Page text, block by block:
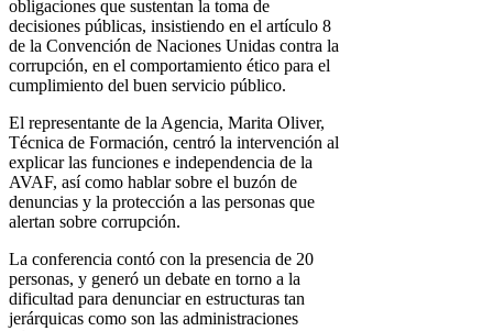
obligaciones que sustentan la toma de
decisiones públicas, insistiendo en el artículo 8
de la Convención de Naciones Unidas contra la
corrupción, en el comportamiento ético para el
cumplimiento del buen servicio público.
El representante de la Agencia, Marita Oliver,
Técnica de Formación, centró la intervención al
explicar las funciones e independencia de la
AVAF, así como hablar sobre el buzón de
denuncias y la protección a las personas que
alertan sobre corrupción.
La conferencia contó con la presencia de 20
personas, y generó un debate en torno a la
dificultad para denunciar en estructuras tan
jerárquicas como son las administraciones